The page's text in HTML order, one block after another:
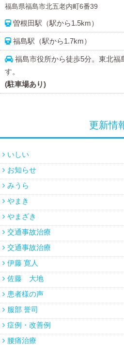
福島県福島市北五老内町6番39
曽根田駅（駅から1.5km）
福島駅（駅から1.7km）
福島市役所から徒歩5分。東北福
す。
(駐車場あり)
更新情
いしい
お知らせ
みうら
やまき
やまざき
交通事故治療
交通事故治療
伊藤 寛人
佐藤 大地
患者様の声
服部 誉司
症例・改善例
腰痛治療